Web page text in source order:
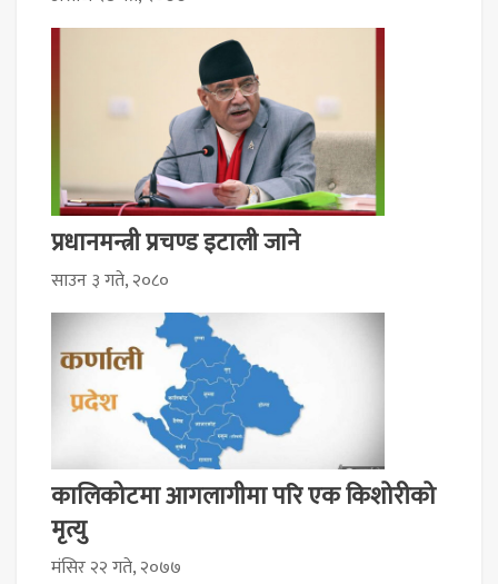
​​​​​​​प्रधानमन्त्री प्रचण्ड इटाली जाने
साउन ३ गते, २०८०
कालिकोटमा आगलागीमा परि एक किशोरीको
मृत्यु
मंसिर २२ गते, २०७७